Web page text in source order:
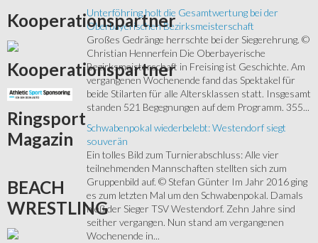
Unterföhring holt die Gesamtwertung bei der
Oberbayerischen Bezirksmeisterschaft
Großes Gedränge herrschte bei der Siegerehrung. ©
Christian Hennerfein Die Oberbayerische
Bezirksmeisterschaft in Freising ist Geschichte. Am
vergangenen Wochenende fand das Spektakel für
beide Stilarten für alle Altersklassen statt. Insgesamt
standen 521 Begegnungen auf dem Programm. 355...
Schwabenpokal wiederbelebt: Westendorf siegt
souverän
Ein tolles Bild zum Turnierabschluss: Alle vier
teilnehmenden Mannschaften stellten sich zum
Gruppenbild auf. © Stefan Günter Im Jahr 2016 ging
es zum letzten Mal um den Schwabenpokal. Damals
hieß der Sieger TSV Westendorf. Zehn Jahre sind
seither vergangen. Nun stand am vergangenen
Wochenende in...
Kooperationspartner
Kooperationspartner
Ringsport
Magazin
BEACH
WRESTLING